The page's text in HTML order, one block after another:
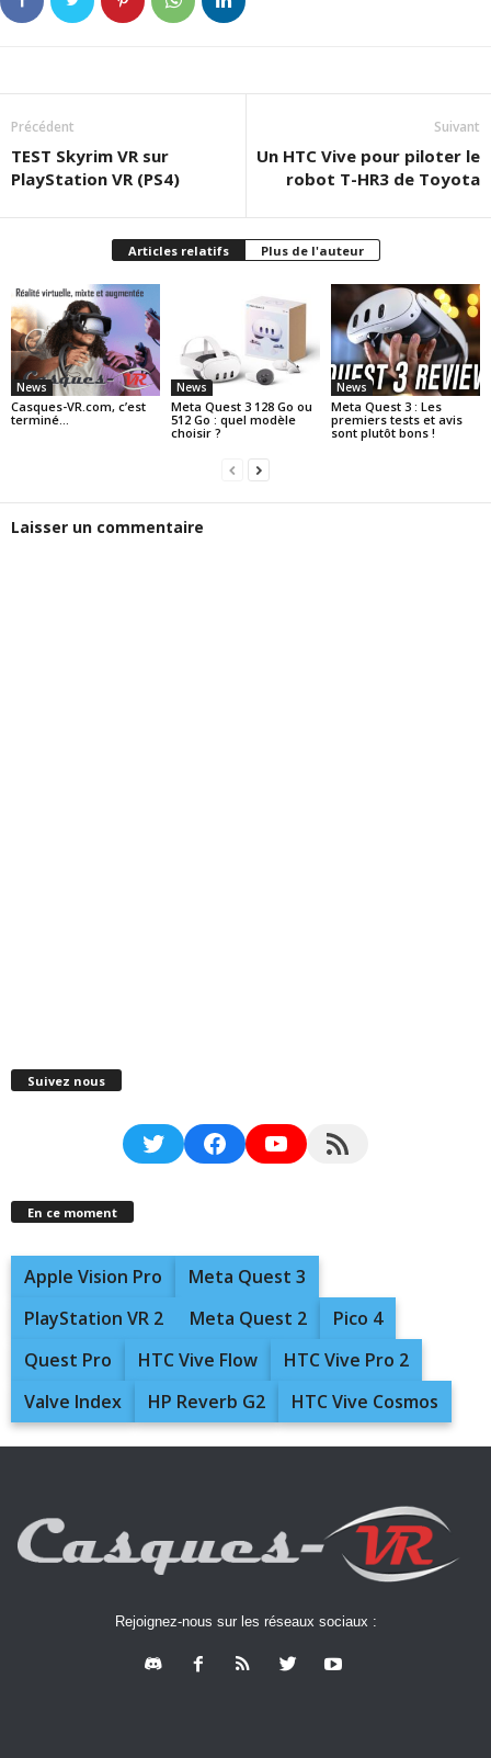
Précédent
TEST Skyrim VR sur
PlayStation VR (PS4)
Suivant
Un HTC Vive pour piloter le
robot T-HR3 de Toyota
Articles relatifs Plus de l'auteur
News
Casques-VR.com, c’est
terminé…
News
Meta Quest 3 128 Go ou
512 Go : quel modèle
choisir ?
News
Meta Quest 3 : Les
premiers tests et avis
sont plutôt bons !
Laisser un commentaire
Suivez nous
TwitterFacebookYouTubeRSS Feed
En ce moment
Apple Vision Pro
Meta Quest 3
PlayStation VR 2
Meta Quest 2
Pico 4
Quest Pro
HTC Vive Flow
HTC Vive Pro 2
Valve Index
HP Reverb G2 HTC Vive Cosmos
Rejoignez-nous sur les réseaux sociaux :